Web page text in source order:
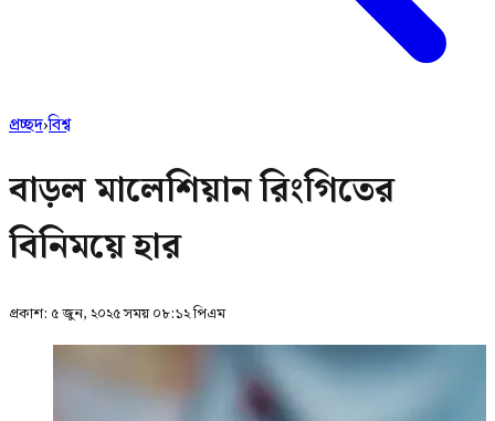
প্রচ্ছদ›বিশ্ব
বাড়ল মালেশিয়ান রিংগিতের
বিনিময়ে হার
প্রকাশ: ৫ জুন, ২০২৫ সময় ০৮:১২ পিএম